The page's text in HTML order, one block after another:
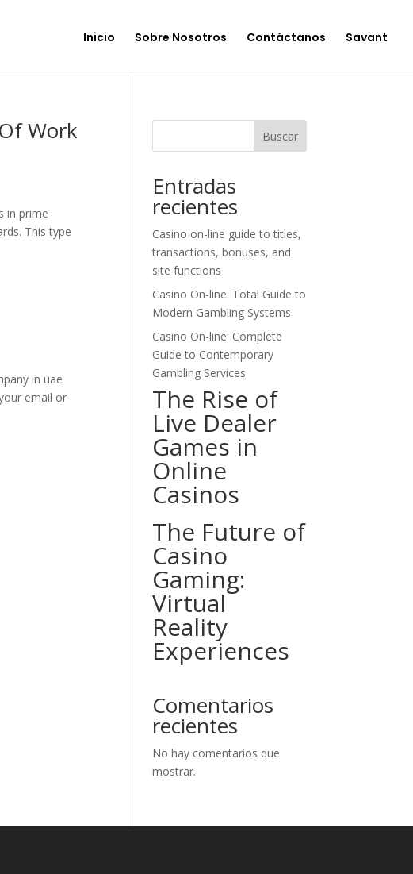
Inicio Sobre Nosotros Contáctanos Savant
Work
in prime
This type
in uae
email or
Buscar
Entradas
recientes
Casino on-line guide to titles,
transactions, bonuses, and
site functions
Casino On-line: Total Guide to
Modern Gambling Systems
Casino On-line: Complete
Guide to Contemporary
Gambling Services
The Rise of
Live Dealer
Games in
Online
Casinos
The Future of
Casino
Gaming:
Virtual
Reality
Experiences
Comentarios
recientes
No hay comentarios que
mostrar.